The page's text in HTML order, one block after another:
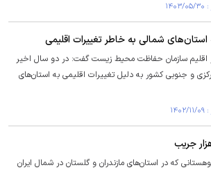
اقلیم سازمان حفاظت محیط زیست گفت: در دو سال اخیر
مرکزی و جنوبی کشور به دلیل تغییرات اقلیمی به استان‌های
جریب
که در استان‌های مازندران و گلستان در شمال ایران